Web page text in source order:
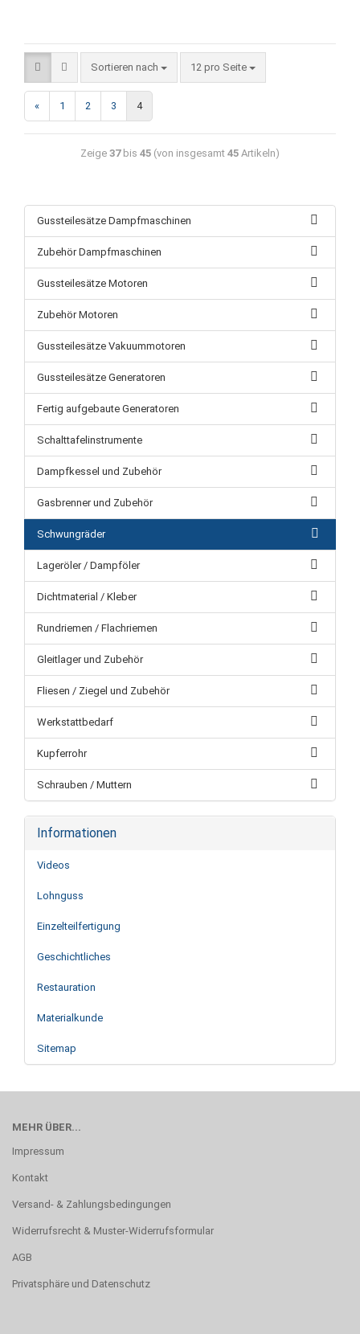
Sortieren nach 12 pro Seite
« 1 2 3 4
Zeige 37bis 45 (von insgesamt 45 Artikeln)
Gussteilesätze Dampfmaschinen
Zubehör Dampfmaschinen
Gussteilesätze Motoren
Zubehör Motoren
Gussteilesätze Vakuummotoren
Gussteilesätze Generatoren
Fertig aufgebaute Generatoren
Schalttafelinstrumente
Dampfkessel und Zubehör
Gasbrenner und Zubehör
Schwungräder
Lageröler / Dampföler
Dichtmaterial / Kleber
Rundriemen / Flachriemen
Gleitlager und Zubehör
Fliesen / Ziegel und Zubehör
Werkstattbedarf
Kupferrohr
Schrauben / Muttern
Informationen
Videos
Lohnguss
Einzelteilfertigung
Geschichtliches
Restauration
Materialkunde
Sitemap
MEHR ÜBER...
Impressum
Kontakt
Versand- & Zahlungsbedingungen
Widerrufsrecht & Muster-Widerrufsformular
AGB
Privatsphäre und Datenschutz